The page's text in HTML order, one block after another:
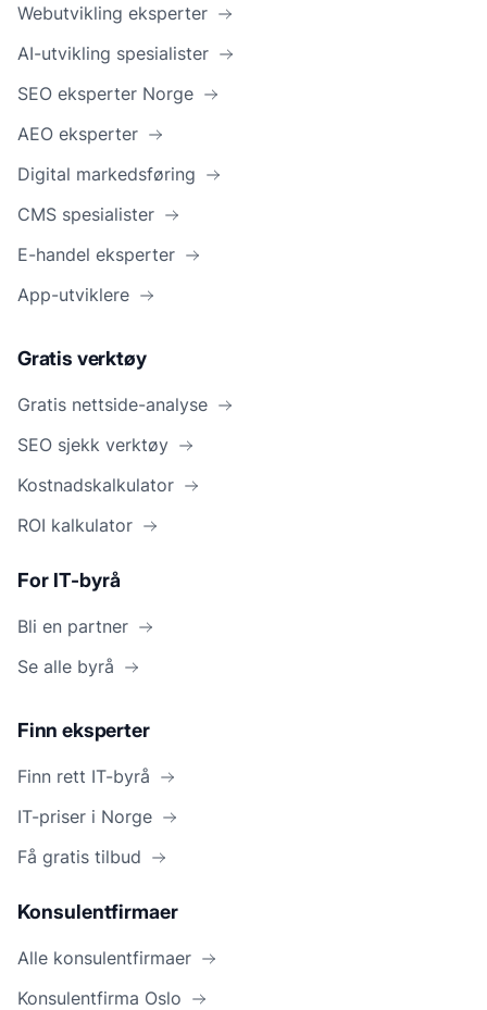
Webutvikling eksperter
AI-utvikling spesialister
SEO eksperter Norge
AEO eksperter
Digital markedsføring
CMS spesialister
E-handel eksperter
App-utviklere
Gratis verktøy
Gratis nettside-analyse
SEO sjekk verktøy
Kostnadskalkulator
ROI kalkulator
For IT-byrå
Bli en partner
Se alle byrå
Finn eksperter
Finn rett IT-byrå
IT-priser i Norge
Få gratis tilbud
Konsulentfirmaer
Alle konsulentfirmaer
Konsulentfirma Oslo